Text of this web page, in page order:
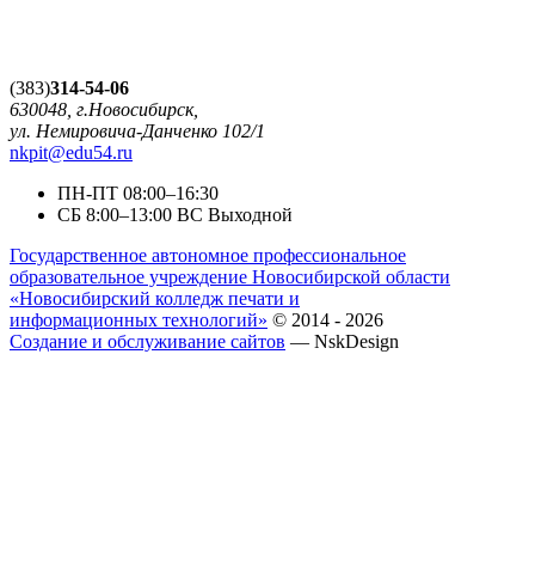
(383)314-54-06
630048, г.Новосибирск,
ул. Немировича-Данченко 102/1
nkpit@edu54.ru
ПН-ПТ 08:00–16:30
CБ 8:00–13:00 ВС Выходной
Государственное автономное профессиональное
образовательное учреждение Новосибирской области
«Новосибирский колледж печати и
информационных технологий» © 2014 - 2026
Создание и обслуживание сайтов — NskDesign